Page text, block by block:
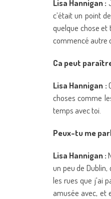
Lisa Hannigan :
c’était un point
quelque chose et
commencé autre
Ca peut
Lisa Hannigan :
choses comme
temps avec toi.
Peux-tu me
Lisa Hannigan :
un peu de Dublin,
les rues que j’ai
amusée avec, et